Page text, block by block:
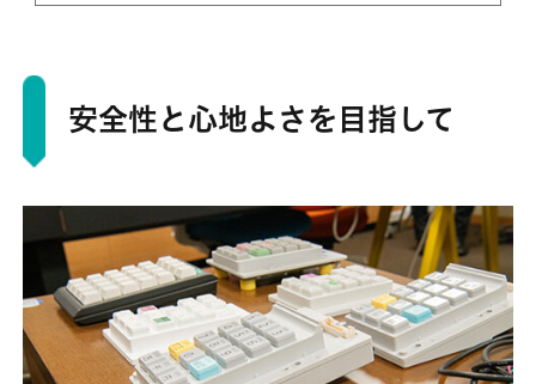
安全性と心地よさを目指して